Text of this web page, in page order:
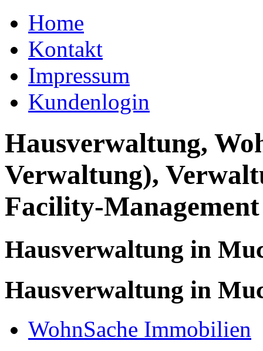
Home
Kontakt
Impressum
Kundenlogin
Hausverwaltung,
Verwaltung),
Facility-Management
Hausverwaltung in
Hausverwaltung in
WohnSache Immobilien